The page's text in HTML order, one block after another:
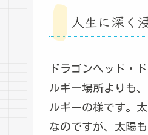
人生に深く
ドラゴンヘッド・
ルギー場所よりも
ルギーの様です。
なのですが、太陽